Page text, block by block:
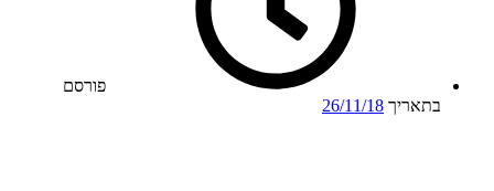
פורסם
בתאריך 26/11/18